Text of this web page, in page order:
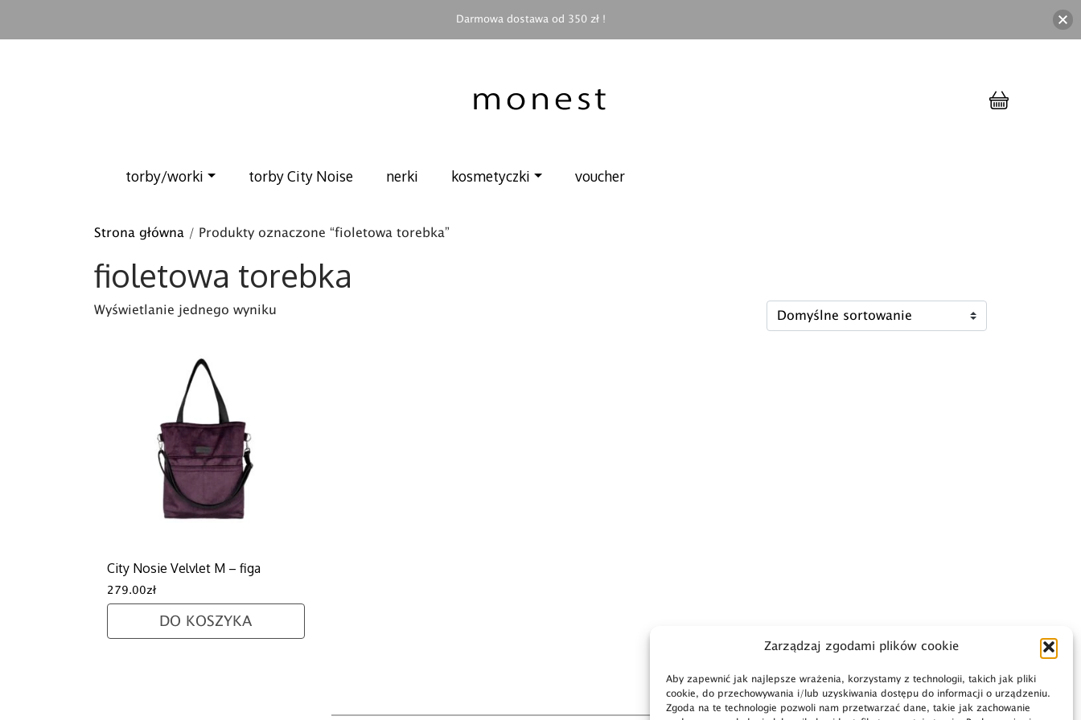
Zarządzaj zgodami plików cookie
Aby zapewnić jak najlepsze wrażenia, korzystamy z technologii, takich jak pliki
cookie, do przechowywania i/lub uzyskiwania dostępu do informacji o urządzeniu.
Zgoda na te technologie pozwoli nam przetwarzać dane, takie jak zachowanie
torby/worki torby City Noise nerki kosmetyczki voucher
Strona główna / Produkty oznaczone “fioletowa torebka”
fioletowa torebka
Wyświetlanie jednego wyniku
City Nosie Velvlet M – figa
279.00zł
DO KOSZYKA
Darmowa dostawa od 350 zł !